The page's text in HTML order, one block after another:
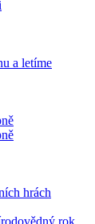
a letíme
hrách